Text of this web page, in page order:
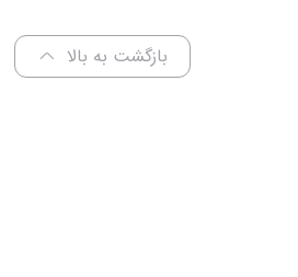
بازگشت به بالا